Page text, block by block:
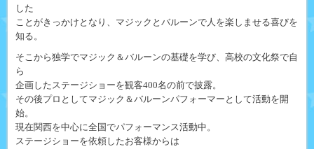
した
ことがきっかけとなり、マジックとバルーンで人を楽しませる喜びを
知る。
そこから独学でマジック＆バルーンの基礎を学び、高校の文化祭で自
ら
企画したステージショーを観客400名の前で披露。
その後プロとしてマジック＆バルーンパフォーマーとして活動を開
始。
現在関西を中心に全国でパフォーマンス活動中。
ステージショーを依頼したお客様からは